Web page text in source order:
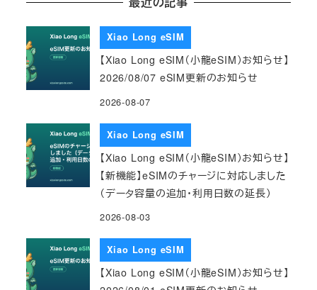
Xiao Long eSIM
【Xiao Long eSIM（小龍eSIM）お知らせ】
2026/08/07 eSIM更新のお知らせ
2026-08-07
Xiao Long eSIM
【Xiao Long eSIM（小龍eSIM）お知らせ】
【新機能】eSIMのチャージに対応しました
（データ容量の追加・利用日数の延長）
2026-08-03
Xiao Long eSIM
【Xiao Long eSIM（小龍eSIM）お知らせ】